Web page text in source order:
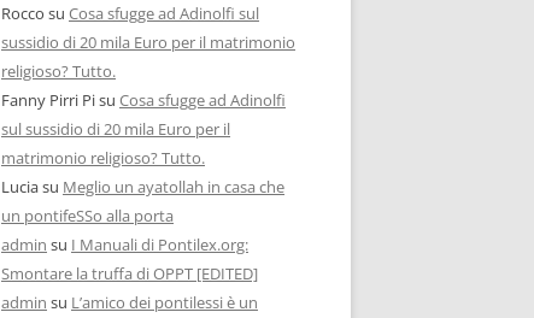
Rocco su Cosa sfugge ad Adinolfi sul
sussidio di 20 mila Euro per il matrimonio
religioso? Tutto.
Fanny Pirri Pisu Cosa sfugge ad Adinolfi
sul sussidio di 20 mila Euro per il
matrimonio religioso? Tutto.
Luciasu Meglio un ayatollah in casa che
un pontifeSSo alla porta
admin su I Manuali di Pontilex.org:
Smontare la truffa di OPPT [EDITED]
admin su L’amico dei pontilessi è un